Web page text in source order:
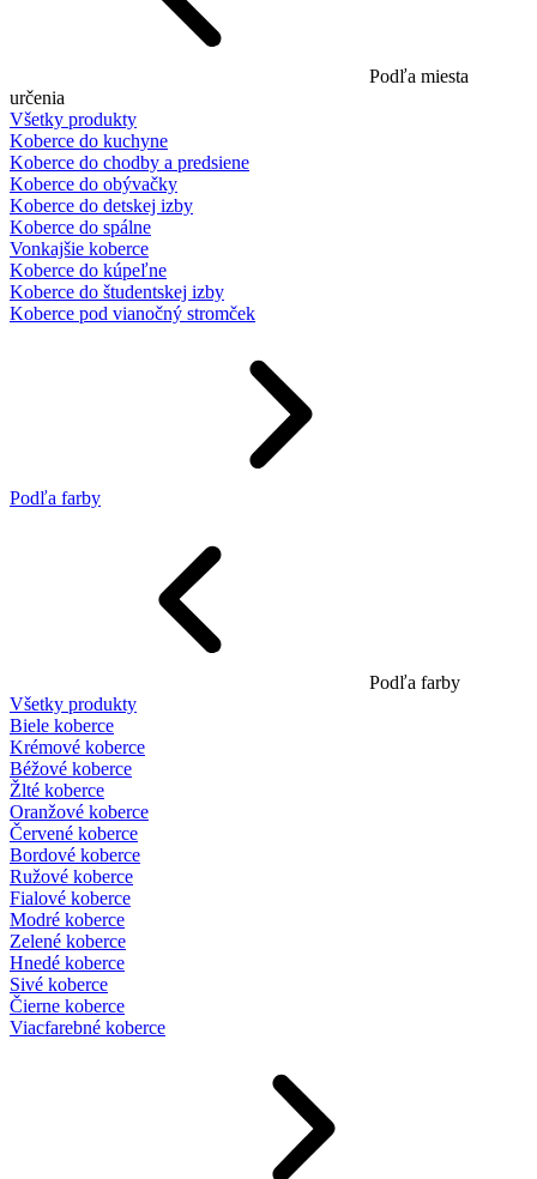
Podľa miesta
určenia
Všetky produkty
Koberce do kuchyne
Koberce do chodby a predsiene
Koberce do obývačky
Koberce do detskej izby
Koberce do spálne
Vonkajšie koberce
Koberce do kúpeľne
Koberce do študentskej izby
Koberce pod vianočný stromček
Podľa farby
Podľa farby
Všetky produkty
Biele koberce
Krémové koberce
Béžové koberce
Žlté koberce
Oranžové koberce
Červené koberce
Bordové koberce
Ružové koberce
Fialové koberce
Modré koberce
Zelené koberce
Hnedé koberce
Sivé koberce
Čierne koberce
Viacfarebné koberce